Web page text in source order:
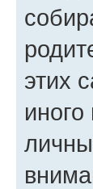
этих